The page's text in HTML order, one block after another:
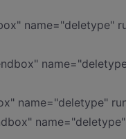
name="deletype"
name="deletype"